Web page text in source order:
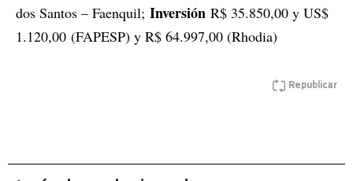
dos Santos – Faenquil; Inversión R$ 35.850,00 y US$
1.120,00 (FAPESP) y R$ 64.997,00 (Rhodia)
Republicar